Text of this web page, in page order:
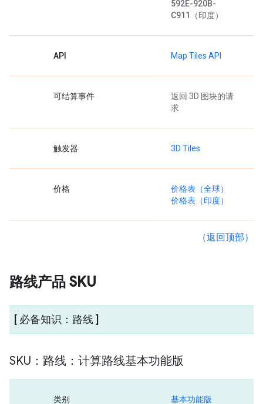
592E-920B-
C911
（印度）
API Map Tiles API
可结算事件
返回 3D 图块的请
求
触发器 3D Tiles
价格
价格表（全球）
价格表（印度）
（返回顶部）
路线产品 SKU
[ 必备知识：路线 ]
SKU：路线：计算路线基本功能版
类别 基本功能版